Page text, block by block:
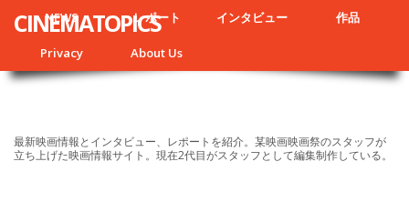
NEWS レポート インタビュー 作品
Privacy About Us
CINEMATOPICS
最新映画情報とインタビュー、レポートを紹介。某映画映画祭のスタッフが
立ち上げた映画情報サイト。現在2代目がスタッフとして編集制作している。